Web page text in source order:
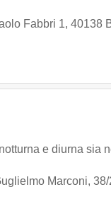
Fabbri 1, 40138
e diurna sia
Marconi, 38/